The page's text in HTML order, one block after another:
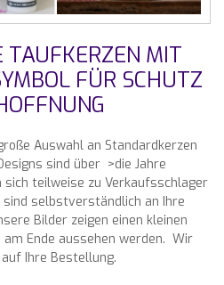
TAUFKERZEN MIT
FÜR SCHUTZ
Auswahl an Standardkerzen
sind über >die Jahre
sich teilweise zu Verkaufsschlager
sind selbstverständlich an Ihre
Bilder zeigen einen kleinen
Ende aussehen werden. Wir
Ihre Bestellung.